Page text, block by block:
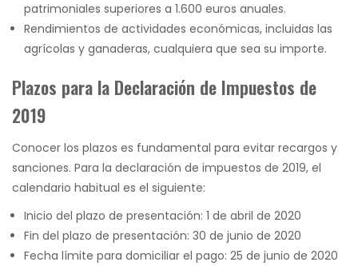
patrimoniales superiores a 1.600 euros anuales.
Rendimientos de actividades económicas, incluidas las
agrícolas y ganaderas, cualquiera que sea su importe.
Plazos para la Declaración de Impuestos de
2019
Conocer los plazos es fundamental para evitar recargos y
sanciones. Para la declaración de impuestos de 2019, el
calendario habitual es el siguiente:
Inicio del plazo de presentación: 1 de abril de 2020
Fin del plazo de presentación: 30 de junio de 2020
Fecha límite para domiciliar el pago: 25 de junio de 2020